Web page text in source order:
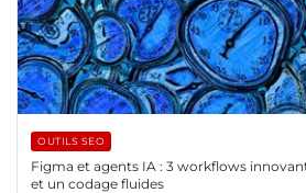
OUTILS SEO
Figma et agents IA : 3 workflows
et un codage fluides